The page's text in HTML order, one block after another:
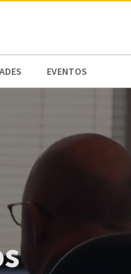
EVENTOS